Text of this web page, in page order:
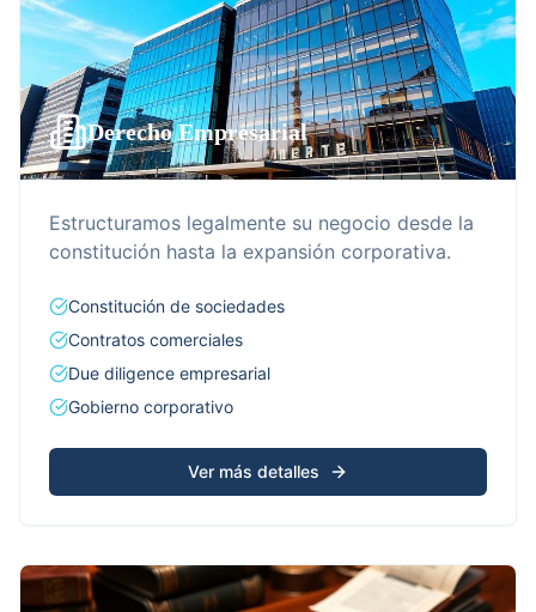
Derecho Empresarial
Estructuramos legalmente su negocio desde la
constitución hasta la expansión corporativa.
Constitución de sociedades
Contratos comerciales
Due diligence empresarial
Gobierno corporativo
Ver más detalles